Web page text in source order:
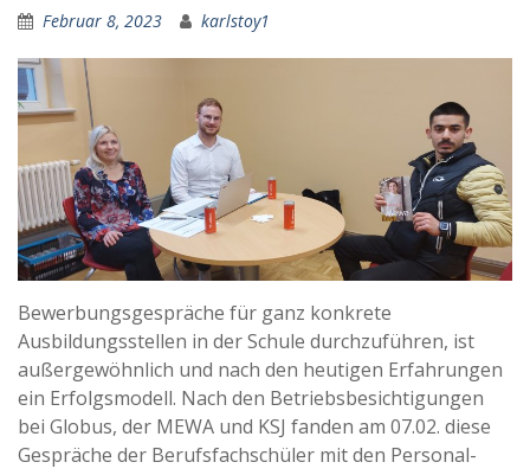
Februar 8, 2023 karlstoy1
Bewerbungsgespräche für ganz konkrete
Ausbildungsstellen in der Schule durchzuführen, ist
außergewöhnlich und nach den heutigen Erfahrungen
ein Erfolgsmodell. Nach den Betriebsbesichtigungen
bei Globus, der MEWA und KSJ fanden am 07.02. diese
Gespräche der Berufsfachschüler mit den Personal-